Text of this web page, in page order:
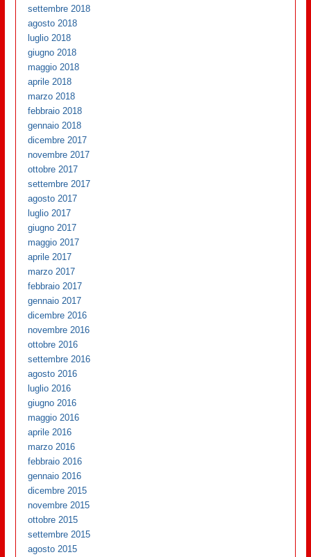
settembre 2018
agosto 2018
luglio 2018
giugno 2018
maggio 2018
aprile 2018
marzo 2018
febbraio 2018
gennaio 2018
dicembre 2017
novembre 2017
ottobre 2017
settembre 2017
agosto 2017
luglio 2017
giugno 2017
maggio 2017
aprile 2017
marzo 2017
febbraio 2017
gennaio 2017
dicembre 2016
novembre 2016
ottobre 2016
settembre 2016
agosto 2016
luglio 2016
giugno 2016
maggio 2016
aprile 2016
marzo 2016
febbraio 2016
gennaio 2016
dicembre 2015
novembre 2015
ottobre 2015
settembre 2015
agosto 2015